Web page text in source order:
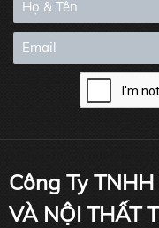
Công Ty TNHH
VÀ NỘI THẤT